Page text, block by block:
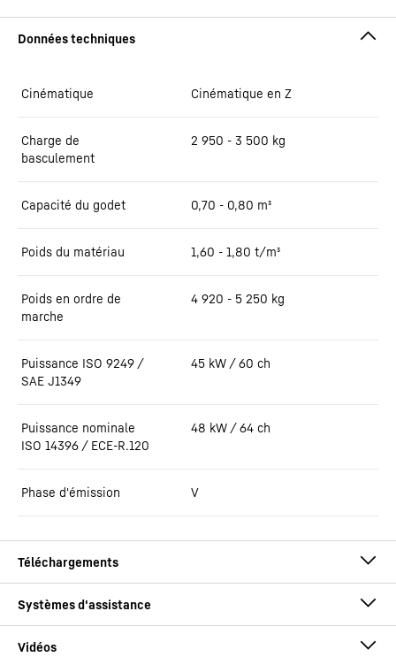
Cinématique Cinématique en Z
Charge de
basculement
2 950 - 3 500 kg
Capacité du godet 0,70 - 0,80 m³
Poids du matériau 1,60 - 1,80 t/m³
Poids en ordre de
marche
4 920 - 5 250 kg
Puissance ISO 9249 /
SAE J1349
45 kW / 60 ch
Puissance nominale
ISO 14396 / ECE-R.120
48 kW / 64 ch
Phase d'émission V
Brochure L 504 - L 508 Compact